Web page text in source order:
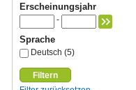
Erscheinungsjahr
-
Sprache
Deutsch (5)
Filtern